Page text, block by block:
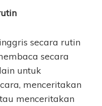
secara rutin
secara
untuk
menceritakan
menceritakan